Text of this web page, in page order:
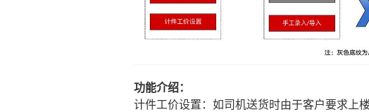
功能介绍：
计件工价设置：如司机送货时由于客户要求上